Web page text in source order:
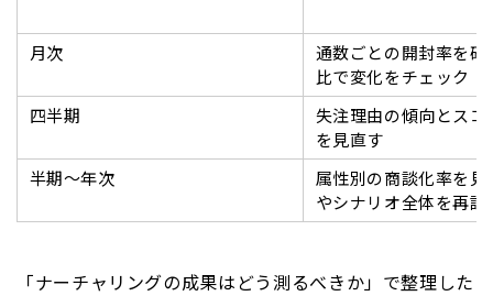
月次
通数ごとの開封率を確
比で変化をチェック
四半期
失注理由の傾向とスコ
を見直す
半期〜年次
属性別の商談化率を見
やシナリオ全体を再設
「ナーチャリングの成果はどう測るべきか」 で整理した